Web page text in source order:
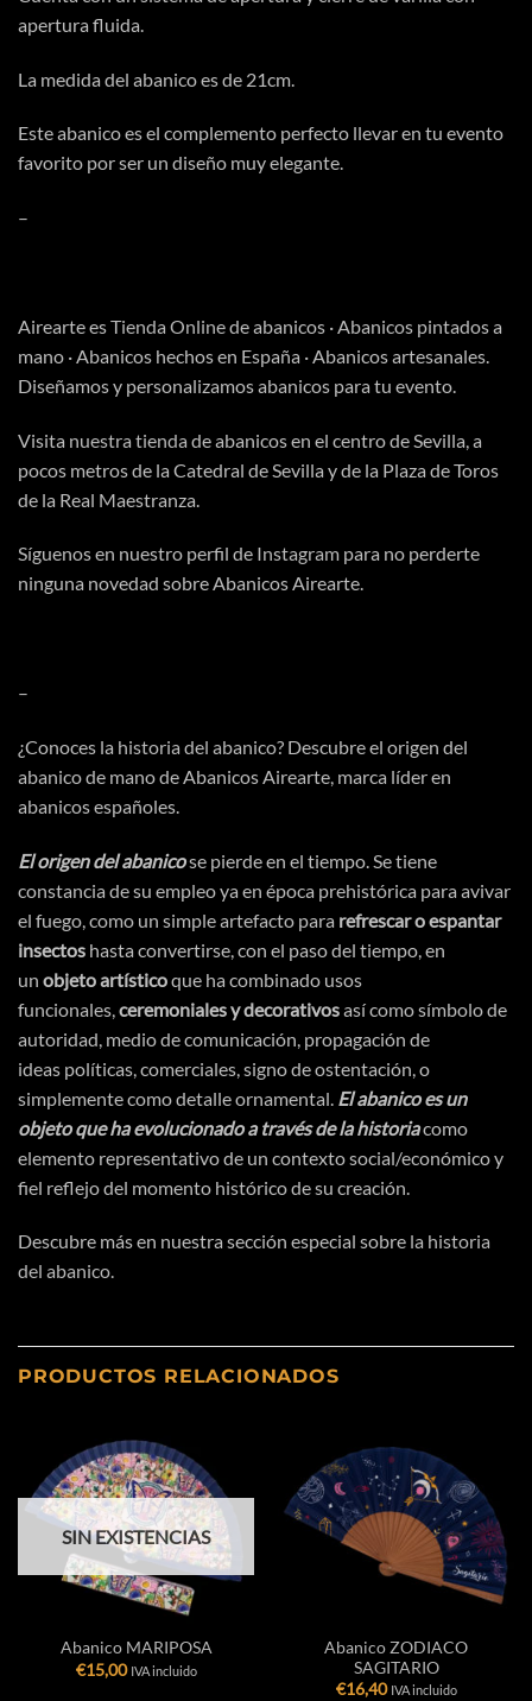
apertura fluida.
La medida del abanico es de 21cm.
Este abanico es el complemento perfecto llevar en tu evento
favorito por ser un diseño muy elegante.
–
Airearte esTienda Onlinede abanicos · Abanicos pintados a
mano · Abanicos hechos en España · Abanicos artesanales.
Diseñamos y personalizamos abanicos para tu evento.
Visita nuestra tienda de abanicos en el centro de Sevilla, a
pocos metros de la Catedral de Sevilla y de la Plaza de Toros
de la Real Maestranza.
Síguenos en nuestro perfil de Instagram para no perderte
ninguna novedad sobre Abanicos Airearte.
–
¿Conoces la historia del abanico? Descubre el origen del
abanico de mano de Abanicos Airearte, marca líder en
abanicos españoles.
El origen del abanicose pierde en el tiempo. Se tiene
constancia de su empleo ya en época prehistórica para avivar
el fuego, como un simple artefacto para refrescar o espantar
insectos hasta convertirse, con el paso del tiempo, en
un objetoartísticoque ha combinado usos
funcionales, ceremoniales y decorativosasí comosímbolode
autoridad, medio decomunicación propagación de
ideas políticas , comerciales, signo deostentación , o
simplemente como detalle ornamental. El abanico es un
objeto que ha evolucionado atravésde la historiacomo
elemento representativo de un contexto social/económicoy
fiel reflejo del momento históricode su creación
Descubre más en nuestra sección especial sobre la historia
del abanico.
PRODUCTOS RELACIONADOS
SIN EXISTENCIAS
Abanico MARIPOSA
€15,00 IVA incluido
Abanico ZODIACO
SAGITARIO
€16,40 IVA incluido